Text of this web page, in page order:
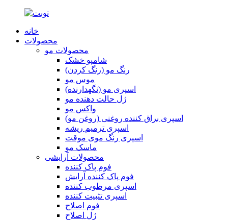
خانه
محصولات
محصولات مو
شامپو خشک
رنگ مو (رنگ کردن)
موس مو
اسپری مو (نگهدارنده)
ژل حالت دهنده مو
واکس مو
اسپری براق کننده روغنی (روغن مو)
اسپری ترمیم ریشه
اسپری رنگ موی موقت
ماسک مو
محصولات آرایشی
فوم پاک کننده
فوم پاک کننده آرایش
اسپری مرطوب کننده
اسپری تثبیت کننده
فوم اصلاح
ژل اصلاح